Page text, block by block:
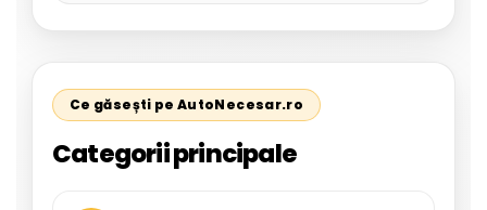
Ce găsești pe AutoNecesar.ro
Categorii principale